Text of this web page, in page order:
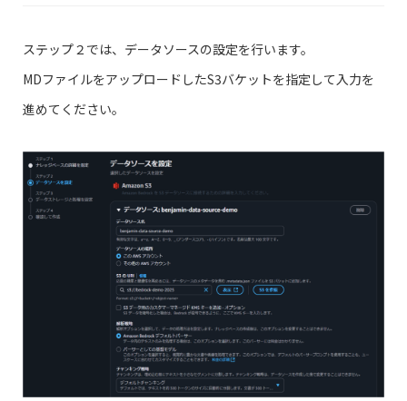
ステップ２では、データソースの設定を行います。
MDファイルをアップロードしたS3バケットを指定して入力を
進めてください。